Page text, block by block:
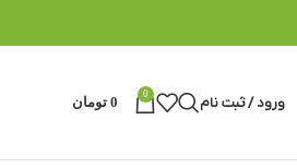
ورود / ثبت نام 0
0 تومان